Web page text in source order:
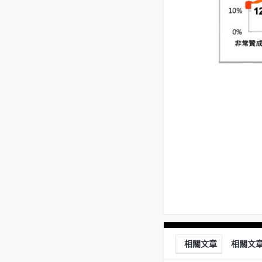
相關文章 相關文